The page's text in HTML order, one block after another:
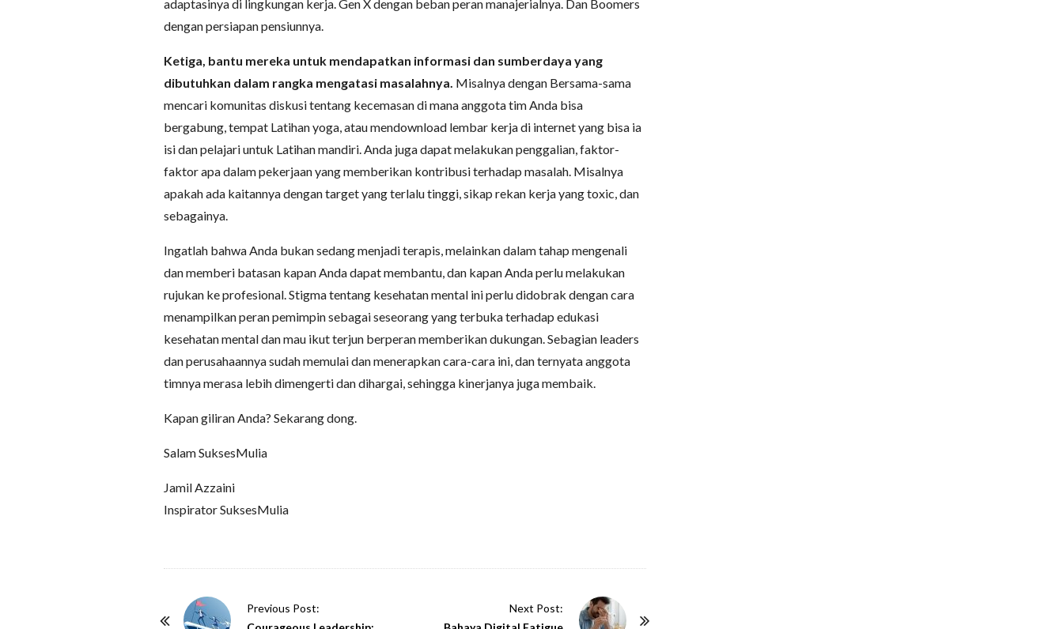
adaptasinya di lingkungan kerja. Gen X dengan beban peran manajerialnya. Dan Boomers
dengan persiapan pensiunnya.
Ketiga, bantu mereka untuk mendapatkan informasi dan sumberdaya yang
dibutuhkan dalam rangka mengatasi masalahnya. Misalnya dengan Bersama-sama
mencari komunitas diskusi tentang kecemasan di mana anggota tim Anda bisa
bergabung, tempat Latihan yoga, atau mendownload lembar kerja di internet yang bisa ia
isi dan pelajari untuk Latihan mandiri. Anda juga dapat melakukan penggalian, faktor-
faktor apa dalam pekerjaan yang memberikan kontribusi terhadap masalah. Misalnya
apakah ada kaitannya dengan target yang terlalu tinggi, sikap rekan kerja yang toxic, dan
sebagainya.
Ingatlah bahwa Anda bukan sedang menjadi terapis, melainkan dalam tahap mengenali
dan memberi batasan kapan Anda dapat membantu, dan kapan Anda perlu melakukan
rujukan ke profesional. Stigma tentang kesehatan mental ini perlu didobrak dengan cara
menampilkan peran pemimpin sebagai seseorang yang terbuka terhadap edukasi
kesehatan mental dan mau ikut terjun berperan memberikan dukungan. Sebagian leaders
dan perusahaannya sudah memulai dan menerapkan cara-cara ini, dan ternyata anggota
timnya merasa lebih dimengerti dan dihargai, sehingga kinerjanya juga membaik.
Kapan giliran Anda? Sekarang dong.
Salam SuksesMulia
Jamil Azzaini
Inspirator SuksesMulia
Previous Post:
Next Post: